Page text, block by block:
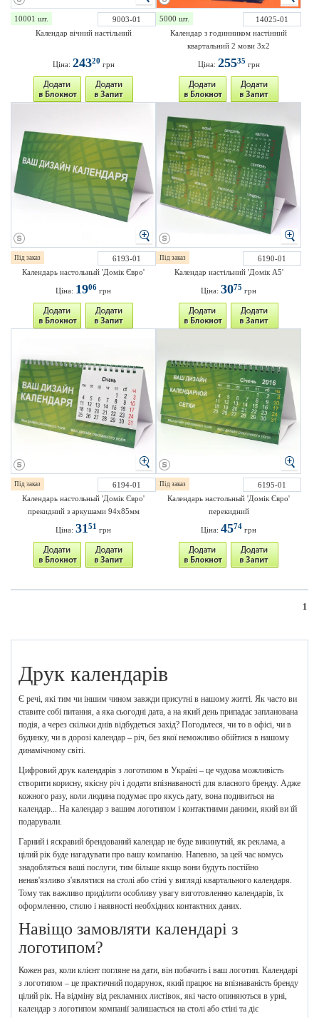
10001 шт.
9003-01
Календар вічний настільний
Ціна: 24320 грн
5000 шт.
14025-01
Календар з годинником настінний
квартальний 2 мови 3х2
Ціна: 25535 грн
Під заказ
6193-01
Календарь настольный 'Домік Євро'
Ціна: 1906 грн
Під заказ
6190-01
Календар настільний 'Домік А5'
Ціна: 3075 грн
Під заказ
6194-01
Календарь настольный 'Домік Євро'
прекидний з аркушами 94х85мм
Ціна: 3151 грн
Під заказ
6195-01
Календарь настольный 'Домік Євро'
перекидний
Ціна: 4574 грн
1
Друк календарів
Є речі, які тим чи іншим чином завжди присутні в нашому житті. Як часто ви
ставите собі питання, а яка сьогодні дата, а на який день припадає запланована
подія, а через скільки днів відбудеться захід? Погодьтеся, чи то в офісі, чи в
будинку, чи в дорозі календар – річ, без якої неможливо обійтися в нашому
динамічному світі.
Цифровий друк календарів з логотипом в Україні – це чудова можливість
створити корисну, якісну річ і додати впізнаваності для власного бренду. Адже
кожного разу, коли людина подумає про якусь дату, вона подивиться на
календар... На календар з вашим логотипом і контактними даними, який ви їй
подарували.
Гарний і яскравий брендований календар не буде викинутий, як реклама, а
цілий рік буде нагадувати про вашу компанію. Напевно, за цей час комусь
знадобляться ваші послуги, тим більше якщо вони будуть постійно
ненав'язливо з'являтися на столі або стіні у вигляді квартального календаря.
Тому так важливо приділити особливу увагу виготовленню календарів, їх
оформленню, стилю і наявності необхідних контактних даних.
Навіщо замовляти календарі з
логотипом?
Кожен раз, коли клієнт погляне на дати, він побачить і ваш логотип. Календарі
з логотипом – це практичний подарунок, який працює на впізнаваність бренду
цілий рік. На відміну від рекламних листівок, які часто опиняються в урні,
календар з логотипом компанії залишається на столі або стіні та діє